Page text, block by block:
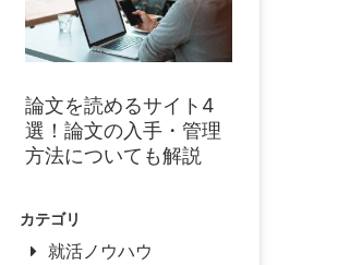
論文を読めるサイト4
選！論文の入手・管理
方法についても解説
カテゴリ
就活ノウハウ